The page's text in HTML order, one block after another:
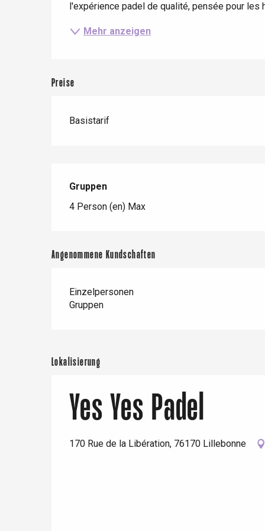
Clères
Rouen
Dieppe
l'expérience padel de qualité, pensée pour les
Mehr anzeigen
Preise
Basistarif
Gruppen
Gruppen
4 Person (en) Max
Angenommene Kundschaften
Einzelpersonen
Gruppen
Lokalisierung
Yes Yes Padel
170 Rue de la Libération, 76170 Lillebonne